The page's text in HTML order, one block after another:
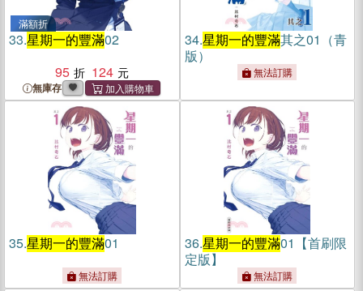
滿額折
33.星期一的豐滿02
95
124
無庫存
34.星期一的豐滿其之01（青
版）
無法訂購
35.星期一的豐滿01
無法訂購
36.星期一的豐滿01【首刷限
定版】
無法訂購